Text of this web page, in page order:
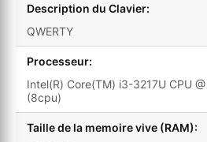
Description du Clavier:
QWERTY
Processeur:
Intel(R) Core(TM) i3-3217U CPU
(8cpu)
Taille de la memoire vive (RAM):